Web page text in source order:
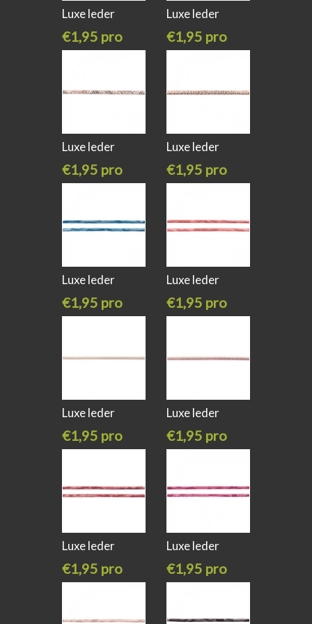
Luxe leder
€1,95 pro
meter
Luxe leder
€1,95 pro
meter
Luxe leder
€1,95 pro
meter
Luxe leder
€1,95 pro
meter
Luxe leder
€1,95 pro
meter
Luxe leder
€1,95 pro
meter
Luxe leder
€1,95 pro
meter
Luxe leder
€1,95 pro
meter
Luxe leder
€1,95 pro
meter
Luxe leder
€1,95 pro
meter